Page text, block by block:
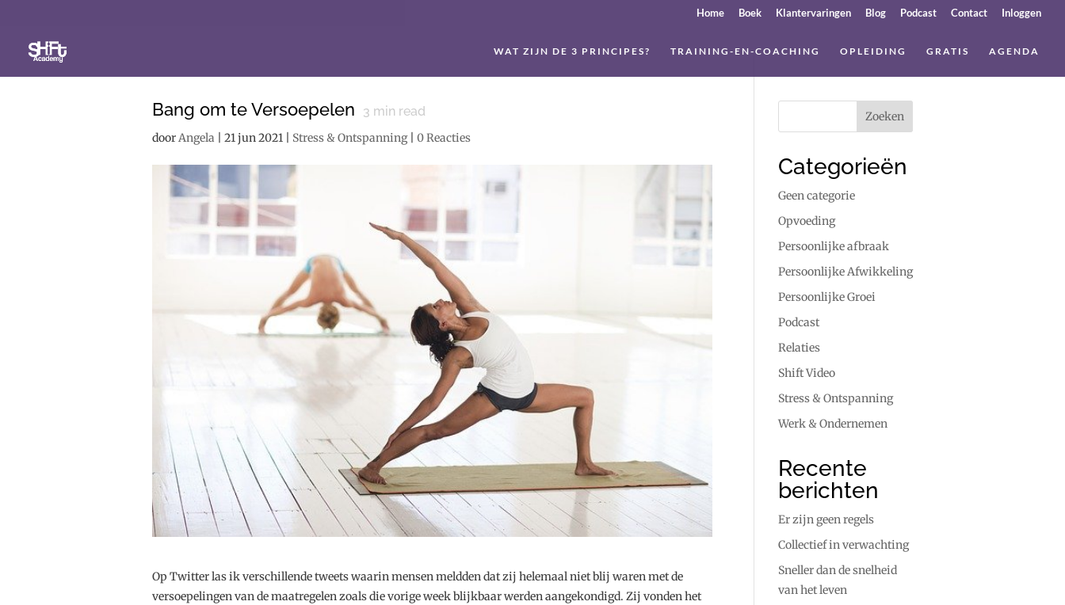
Home Boek Klantervaringen Blog Podcast Contact Inloggen
WAT ZIJN DE 3 PRINCIPES? TRAINING-EN-COACHING OPLEIDING GRATIS AGENDA
Bang om te Versoepelen 3 min read
doorAngela 21 jun 2021 Stress & Ontspanning| 0 Reacties
Op Twitter las ik verschillende tweets waarin mensen meldden dat zij helemaal niet blij waren met de
versoepelingen van de maatregelen zoals die vorige week blijkbaar werden aangekondigd. Zij vonden het
Categorieën
Geen categorie
Opvoeding
Persoonlijke afbraak
Persoonlijke Afwikkeling
Persoonlijke Groei
Podcast
Relaties
Shift Video
Stress & Ontspanning
Werk & Ondernemen
Recente
berichten
Er zijn geen regels
Collectief in verwachting
Sneller dan de snelheid
van het leven